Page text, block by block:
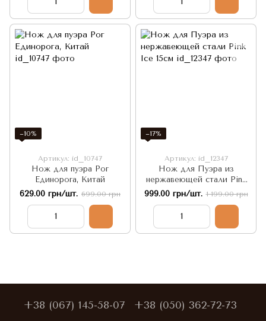
−10%
Артикул: id_10747
Нож для пуэра Рог
Единорога, Китай
629.00 грн/шт. 699.00 грн
−17%
Артикул: id_12347
Нож для Пуэра из
нержавеющей стали Pink
Ice 15см
999.00 грн/шт. 1 199.00 грн
+38 (067) 145-58-07 +38 (050) 362-72-73